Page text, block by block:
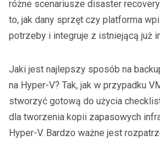
różne scenariusze disaster
to, jak dany sprzęt czy platforma
potrzeby i integruje z istniejącą już
Jaki jest najlepszy sposób na
na Hyper-V? Tak, jak w przypadku
stworzyć gotową do użycia
dla tworzenia kopii zapasowych
Hyper-V. Bardzo ważne jest